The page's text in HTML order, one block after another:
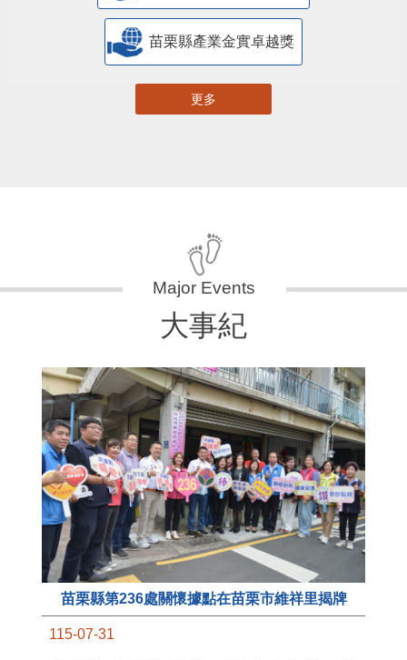
苗栗縣產業金實卓越獎
更多
大事紀
苗栗縣第236處關懷據點在苗栗市維祥里揭牌
115-07-31